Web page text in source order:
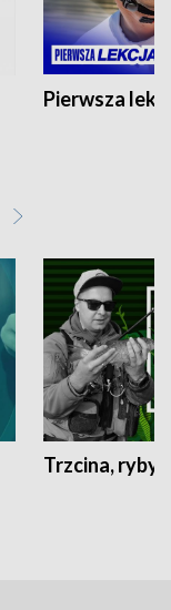
Pierwsza
Trzcina, ryby